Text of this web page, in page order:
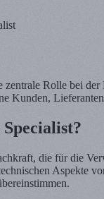
Rolle bei
Kunden,
die für die
Aspekte